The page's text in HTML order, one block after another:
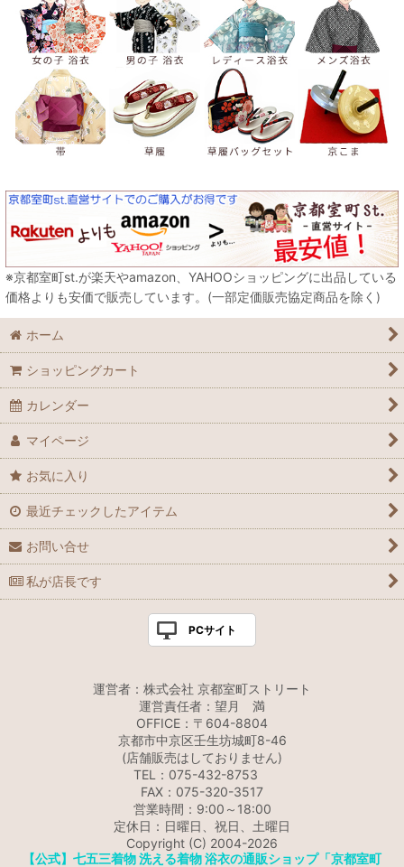
※京都室町st.が楽天やamazon、YAHOOショッピングに出品している
価格よりも安価で販売しています。(一部定価販売協定商品を除く)
ホーム
ショッピングカート
カレンダー
マイページ
お気に入り
最近チェックしたアイテム
お問い合せ
私が店長です
PCサイト
運営者：株式会社 京都室町ストリート
運営責任者：望月 満
OFFICE：〒604-8804
京都市中京区壬生坊城町8-46
(店舗販売はしておりません)
TEL：075-432-8753
FAX：075-320-3517
営業時間：9:00～18:00
定休日：日曜日、祝日、土曜日
Copyright (C) 2004-2026
【公式】七五三着物 洗える着物 浴衣の通販ショップ「京都室町